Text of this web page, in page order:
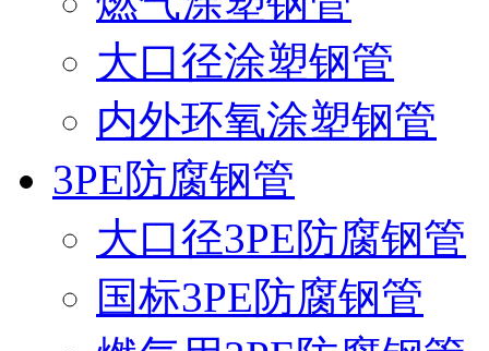
大口径涂塑钢管
内外环氧涂塑钢管
3PE防腐钢管
大口径3PE防腐钢管
国标3PE防腐钢管